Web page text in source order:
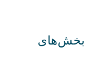
بخش‌های